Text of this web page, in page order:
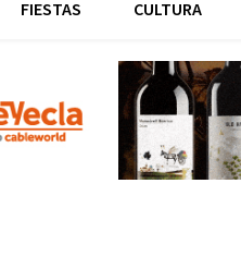
FIESTAS CULTURA